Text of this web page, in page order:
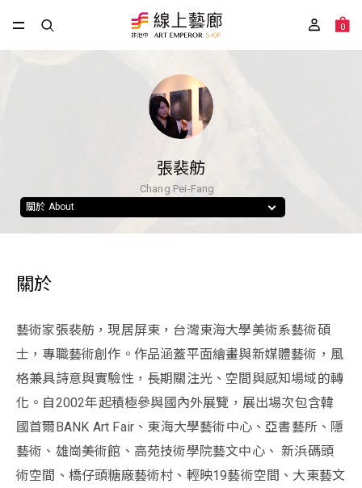
0
張裴舫
Chang Pei-Fang
關於 About
關於
藝術家張裴舫，現居屏東，台灣東海大學美術系藝術碩
士，專職藝術創作。作品涵蓋平面繪畫與新媒體藝術，風
格兼具詩意與實驗性，長期關注光、空間與感知場域的轉
化。自2002年起積極參與國內外展覽，展出場次包含韓
國首爾BANK Art Fair、東海大學藝術中心、亞書藝所、隱
藝術、雄崗美術館、高苑技術學院藝文中心、 新浜碼頭
術空間、橋仔頭糖廠藝術村、輕映19藝術空間、大東藝文